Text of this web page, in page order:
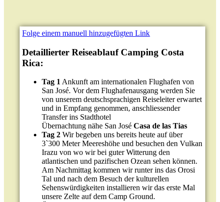
Folge einem manuell hinzugefügten Link
Detaillierter Reiseablauf Camping Costa
Rica:
Tag 1 Ankunft am internationalen Flughafen von
San José. Vor dem Flughafenausgang werden Sie
von unserem deutschsprachigen Reiseleiter erwartet
und in Empfang genommen, anschliessender
Transfer ins Stadthotel
Übernachtung nähe San JoséCasa de las Tias
Tag 2 Wir begeben uns bereits heute auf über
3`300 Meter Meereshöhe und besuchen den Vulkan
Irazu von wo wir bei guter Witterung den
atlantischen und pazifischen Ozean sehen können.
Am Nachmittag kommen wir runter ins das Orosi
Tal und nach dem Besuch der kulturellen
Sehenswürdigkeiten installieren wir das erste Mal
unsere Zelte auf dem Camp Ground.